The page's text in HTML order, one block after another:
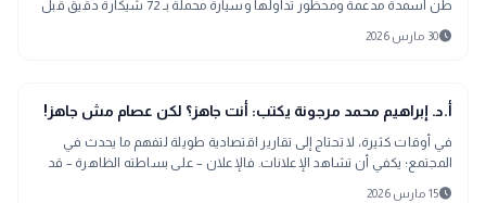
طن أسمدة مدعمة ومحظور تداولها وسيارة محملة بـ 72 شيكارة دقيق قبل
البيع بالسوق السود
schedule30 مارس 2026
article
مقالات
أ.د. إبراهيم محمد مرجونة يكتب: أنت جاهز؟ لكن عصام مش جاهز!
في أوقات كثيرة، لا تحتاج إلى تقارير اقتصادية طويلة لتفهم ما يحدث في
المجتمع؛ يكفي أن تشاهد الإعلانات. فالإعلان – على بساطته الظاهرة – قد
يكشف أحيانًا
schedule15 مارس 2026